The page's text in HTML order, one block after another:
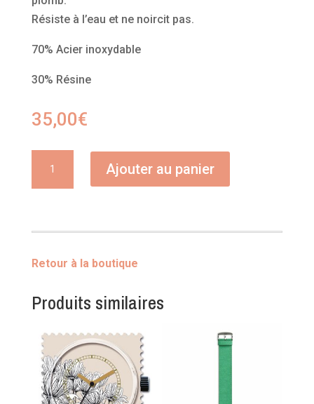
Résiste à l’eau et ne noircit pas.
70% Acier inoxydable
30% Résine
35,00€
Ajouter au panier
Retour à la boutique
Produits similaires